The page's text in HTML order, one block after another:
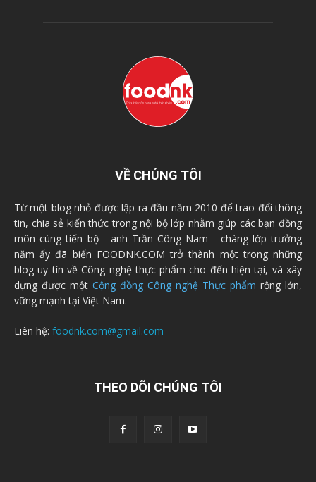
VỀ CHÚNG TÔI
Từ một blog nhỏ được lập ra đầu năm 2010 để trao đổi thông
tin, chia sẻ kiến thức trong nội bộ lớp nhằm giúp các bạn đồng
môn cùng tiến bộ - anh Trần Công Nam - chàng lớp trưởng
năm ấy đã biến FOODNK.COM trở thành một trong những
blog uy tín về Công nghệ thực phẩm cho đến hiện tại, và xây
dựng được một Cộng đồng Công nghệ Thực phẩm rộng lớn,
vững mạnh tại Việt Nam.
Liên hệ: foodnk.com@gmail.com
THEO DÕI CHÚNG TÔI